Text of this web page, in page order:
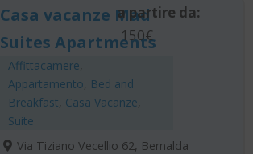
Casa vacanze Mad
Suites Apartments
Affittacamere,
Appartamento, Bed and
Breakfast, Casa Vacanze,
Suite
a partire da:
150€
Via Tiziano Vecellio 62, Bernalda